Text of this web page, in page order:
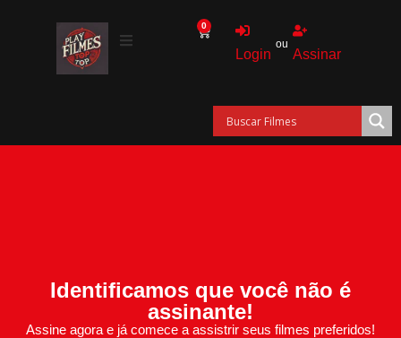
0
Login
ou
Assinar
Identificamos que você não é
assinante!
Assine agora e já comece a assistrir seus filmes preferidos!